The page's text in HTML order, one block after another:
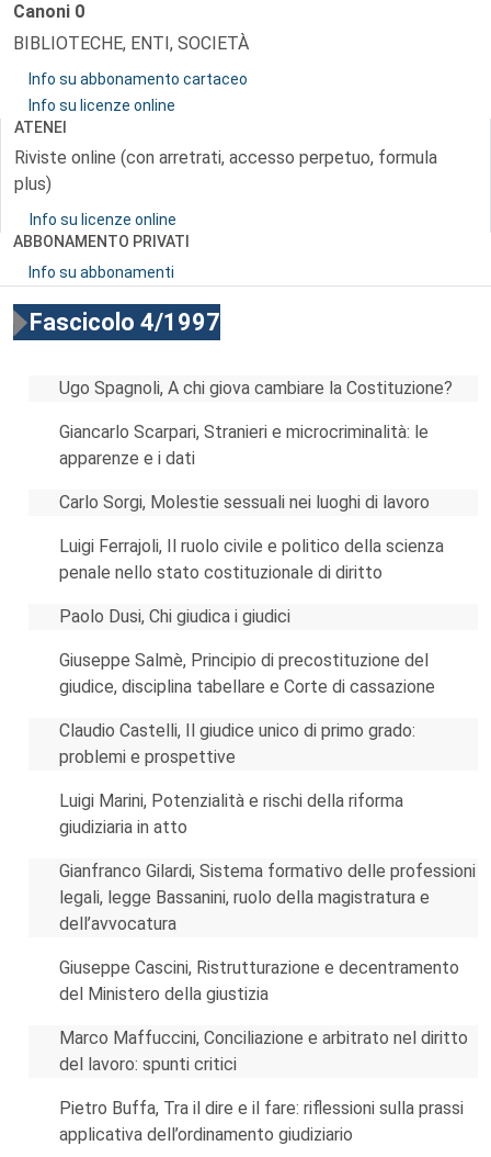
Canoni 0
BIBLIOTECHE, ENTI, SOCIETÀ
Info su abbonamento cartaceo
Info su licenze online
ATENEI
Riviste online (con arretrati, accesso perpetuo, formula
plus)
Info su licenze online
ABBONAMENTO PRIVATI
Info su abbonamenti
Fascicolo 4/1997
Ugo Spagnoli, A chi giova cambiare la Costituzione?
Giancarlo Scarpari, Stranieri e microcriminalità: le
apparenze e i dati
Carlo Sorgi, Molestie sessuali nei luoghi di lavoro
Luigi Ferrajoli, Il ruolo civile e politico della scienza
penale nello stato costituzionale di diritto
Paolo Dusi, Chi giudica i giudici
Giuseppe Salmè, Principio di precostituzione del
giudice, disciplina tabellare e Corte di cassazione
Claudio Castelli, Il giudice unico di primo grado:
problemi e prospettive
Luigi Marini, Potenzialità e rischi della riforma
giudiziaria in atto
Gianfranco Gilardi, Sistema formativo delle professioni
legali, legge Bassanini, ruolo della magistratura e
dell’avvocatura
Giuseppe Cascini, Ristrutturazione e decentramento
del Ministero della giustizia
Marco Maffuccini, Conciliazione e arbitrato nel diritto
del lavoro: spunti critici
Pietro Buffa, Tra il dire e il fare: riflessioni sulla prassi
applicativa dell’ordinamento giudiziario